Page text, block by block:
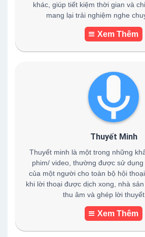
khác, giúp tiết kiệm thời gian và
mang lại trải nghiệm nghe
Xem Thêm
Thuyết Minh
Thuyết minh là một trong những
phim/ video, thường được sử
của một người cho toàn bộ hội
khi lời thoại được dịch xong, nhà
thu âm và ghép lời thuyết
Xem Thêm